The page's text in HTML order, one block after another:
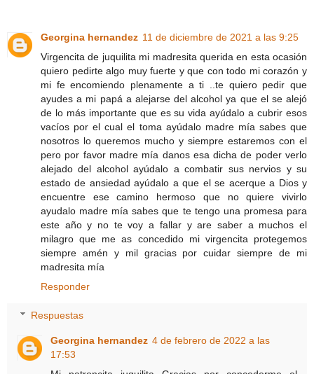
Georgina hernandez 11 de diciembre de 2021 a las 9:25
Virgencita de juquilita mi madresita querida en esta ocasión
quiero pedirte algo muy fuerte y que con todo mi corazón y
mi fe encomiendo plenamente a ti ..te quiero pedir que
ayudes a mi papá a alejarse del alcohol ya que el se alejó
de lo más importante que es su vida ayúdalo a cubrir esos
vacíos por el cual el toma ayúdalo madre mía sabes que
nosotros lo queremos mucho y siempre estaremos con el
pero por favor madre mía danos esa dicha de poder verlo
alejado del alcohol ayúdalo a combatir sus nervios y su
estado de ansiedad ayúdalo a que el se acerque a Dios y
encuentre ese camino hermoso que no quiere vivirlo
ayudalo madre mía sabes que te tengo una promesa para
este año y no te voy a fallar y are saber a muchos el
milagro que me as concedido mi virgencita protegemos
siempre amén y mil gracias por cuidar siempre de mi
madresita mía
Responder
Respuestas
Georgina hernandez 4 de febrero de 2022 a las
17:53